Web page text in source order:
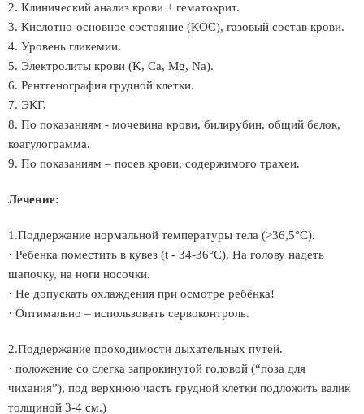
2. Клинический анализ крови + гематокрит.
3. Кислотно-основное состояние (КОС), газовый состав крови.
4. Уровень гликемии.
5. Электролиты крови (K, Ca, Mg, Na).
6. Рентгенография грудной клетки.
7. ЭКГ.
8. По показаниям - мочевина крови, билирубин, общий белок,
коагулограмма.
9. По показаниям – посев крови, содержимого трахеи.
Лечение:
1.Поддержание нормальной температуры тела (>36,5°С).
· Ребенка поместить в кувез (t - 34-36°С). На голову надеть
шапочку, на ноги носочки.
· Не допускать охлаждения при осмотре ребёнка!
· Оптимально – использовать сервоконтроль.
2.Поддержание проходимости дыхательных путей.
· положение со слегка запрокинутой головой (“поза для
чихания”), под верхнюю часть грудной клетки подложить валик
толщиной 3-4 см.)